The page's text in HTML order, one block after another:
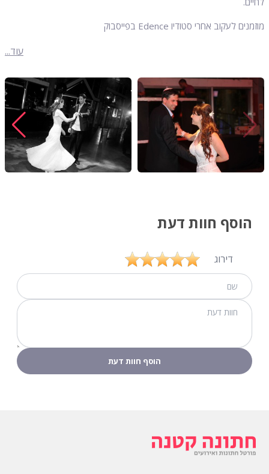
מוזמנים לעקוב אחרי סטודיו Edence בפייסבוק
עוד...
הוסף חוות דעת
דירוג